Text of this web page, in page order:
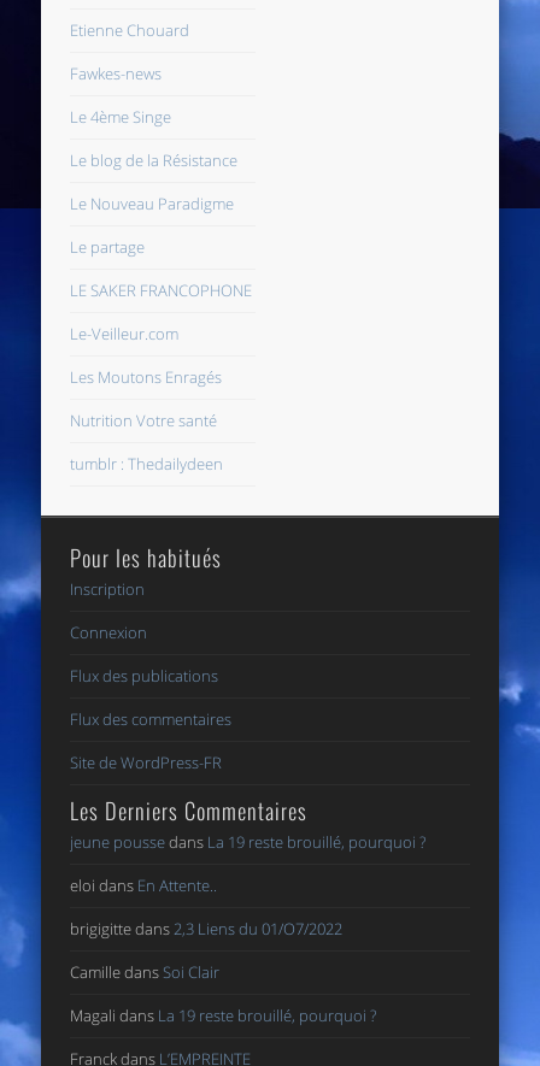
Etienne Chouard
Fawkes-news
Le 4ème Singe
Le blog de la Résistance
Le Nouveau Paradigme
Le partage
LE SAKER FRANCOPHONE
Le-Veilleur.com
Les Moutons Enragés
Nutrition Votre santé
tumblr : Thedailydeen
Pour les habitués
Inscription
Connexion
Flux des publications
Flux des commentaires
Site de WordPress-FR
Les Derniers Commentaires
jeune poussedans La 19 reste brouillé, pourquoi ?
eloi dans En Attente..
brigigittedans2,3 Liens du 01/O7/2022
CamilledansSoi Clair
Magali dans La 19 reste brouillé, pourquoi ?
Franckdans L’EMPREINTE